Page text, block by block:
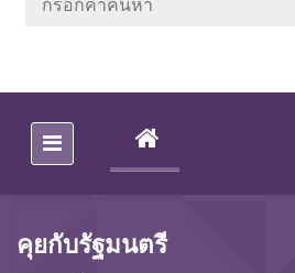
(CURRENT)
คุยกับรัฐมนตรี